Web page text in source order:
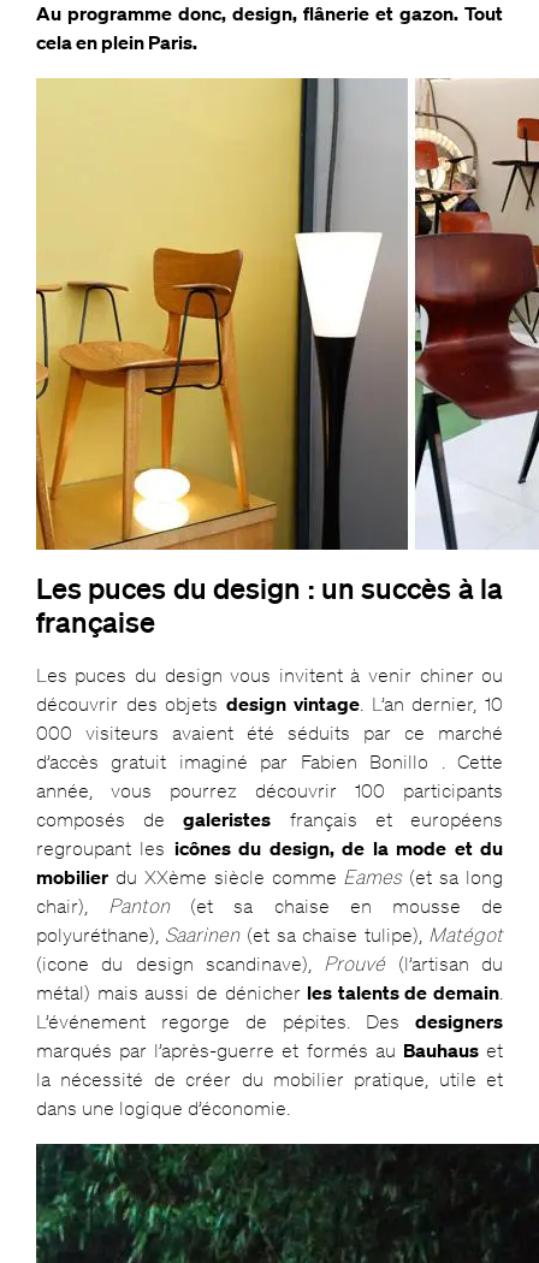
Au programme donc, design, flânerie et gazon. Tout
cela en plein Paris.
Les puces du design : un succès à la
française
Les puces du design vous invitent à venir chiner ou
découvrir des objetsdesign vintage. L’an dernier, 10
000 visiteurs avaient été séduits par ce marché
d’accès gratuit imaginé par Fabien Bonillo . Cette
année, vous pourrez découvrir 100 participants
composés degaleristes français et européens
regroupant les icônes du design, de la mode et du
mobilierdu XXème siècle comme Eames(et sa long
chair), Panton(et sa chaise en mousse de
polyuréthane), Saarinen(et sa chaise tulipe), Matégot
(icone du design scandinave), Prouvé (l’artisan du
métal) mais aussi de dénicher les talents de demain.
L’événement regorge de pépites. Desdesigners
marqués par l’après-guerre et formés au Bauhauset
la nécessité de créer du mobilier pratique, utile et
dans une logique d’économie.